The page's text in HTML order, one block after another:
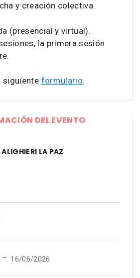
y creación colectiva.
(presencial y virtual).
la primera sesión
siguiente formulario.
DEL EVENTO
LA PAZ
− 16/06/2026